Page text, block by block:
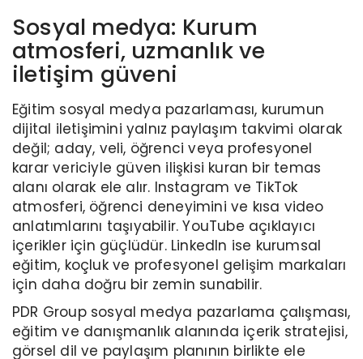
Sosyal medya: Kurum
atmosferi, uzmanlık ve
iletişim güveni
Eğitim sosyal medya pazarlaması, kurumun
dijital iletişimini yalnız paylaşım takvimi olarak
değil; aday, veli, öğrenci veya profesyonel
karar vericiyle güven ilişkisi kuran bir temas
alanı olarak ele alır. Instagram ve TikTok
atmosferi, öğrenci deneyimini ve kısa video
anlatımlarını taşıyabilir. YouTube açıklayıcı
içerikler için güçlüdür. LinkedIn ise kurumsal
eğitim, koçluk ve profesyonel gelişim markaları
için daha doğru bir zemin sunabilir.
PDR Group sosyal medya pazarlama çalışması,
eğitim ve danışmanlık alanında içerik stratejisi,
görsel dil ve paylaşım planının birlikte ele